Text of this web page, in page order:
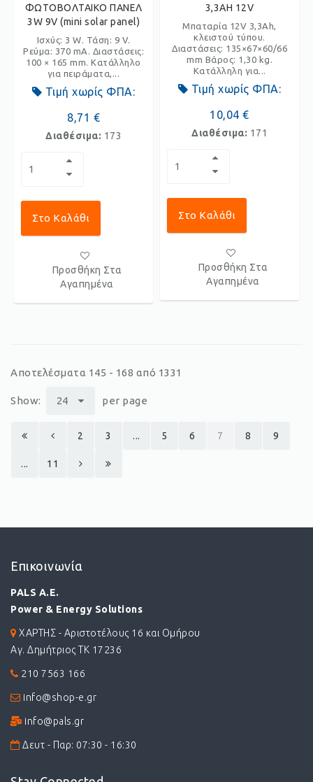
ΦΩΤΟΒΟΛΤΑΙΚΟ ΠΑΝΕΛ
3W 9V (mini solar panel)
Ισχύς: 3 W. Τάση: 9 V.
Ρεύμα: 370 mA. Διαστάσεις:
100 × 165 mm. Κατάλληλο
για πειράματα,...
Τιμή χωρίς ΦΠΑ:
8,71 €
Διαθέσιμα: 173
Στο Καλάθι
Προσθήκη Στα
Αγαπημένα
3,3AH 12V
Μπαταρία 12V 3,3Ah,
κλειστού τύπου.
Διαστάσεις: 135×67×60/66
mm Βάρος: 1,30 kg.
Κατάλληλη για...
Τιμή χωρίς ΦΠΑ:
10,04 €
Διαθέσιμα: 171
Στο Καλάθι
Προσθήκη Στα
Αγαπημένα
Αποτελέσματα 145 - 168 από 1331
Show: 24 per page
2 3 ... 5 6 7 8 9
... 11
Επικοινωνία
PALS A.E.
Power & Energy Solutions
ΧΑΡΤΗΣ - Αριστοτέλους 16 και Ομήρου
Αγ. Δημήτριος ΤΚ 17236
210 7563 166
info@shop-e.gr
info@pals.gr
Δευτ - Παρ: 07:30 - 16:30